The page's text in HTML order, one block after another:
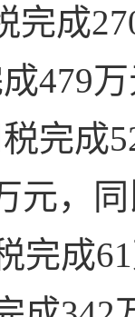
完成
479
完成
元，
完成